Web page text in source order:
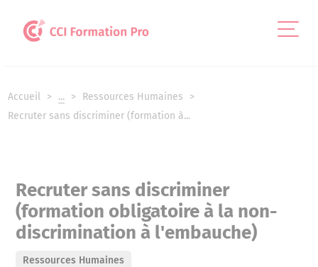
Accueil ...
Ressources Humaines
Recruter sans discriminer (formation à...
Recruter sans discriminer
(formation obligatoire à la non-
discrimination à l'embauche)
Ressources Humaines